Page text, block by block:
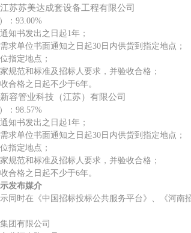
江苏苏美达成套设备工程有限公司
：93.00%
知书发出之日起1年；
求单位书面通知之日起30日内供货到指定地点；
指定地点；
规范和标准及招标人要求，并验收合格；
合格之日起不少于6年。
新容管业科技（江苏）有限公司
：98.57%
知书发出之日起1年；
求单位书面通知之日起30日内供货到指定地点；
指定地点；
规范和标准及招标人要求，并验收合格；
合格之日起不少于6年。
发布媒介
同时在《中国招标投标公共服务平台》、《河南
团有限公司